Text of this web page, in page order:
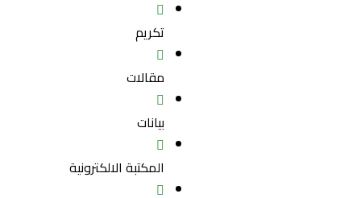
تكريم
مقالات
بيانات
المكتبة الالكترونية